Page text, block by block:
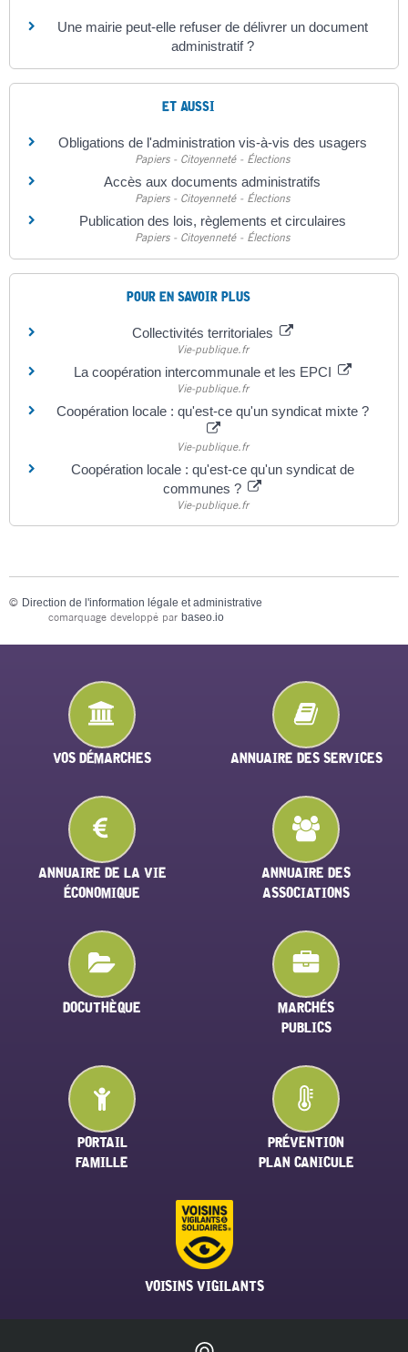
Une mairie peut-elle refuser de délivrer un document
administratif ?
ET AUSSI
Obligations de l'administration vis-à-vis des usagers
Papiers - Citoyenneté - Élections
Accès aux documents administratifs
Papiers - Citoyenneté - Élections
Publication des lois, règlements et circulaires
Papiers - Citoyenneté - Élections
POUR EN SAVOIR PLUS
Collectivités territoriales
Vie-publique.fr
La coopération intercommunale et les EPCI
Vie-publique.fr
Coopération locale : qu'est-ce qu'un syndicat mixte ?
Vie-publique.fr
Coopération locale : qu'est-ce qu'un syndicat de
communes ?
Vie-publique.fr
© Direction de l'information légale et administrative
comarquage developpé par baseo.io
VOS DÉMARCHES ANNUAIRE DES SERVICES
ANNUAIRE DE LA VIE
ÉCONOMIQUE
ANNUAIRE DES
ASSOCIATIONS
DOCUTHÈQUE
MARCHÉS
PUBLICS
PORTAIL
FAMILLE
PRÉVENTION
PLAN CANICULE
VOISINS VIGILANTS